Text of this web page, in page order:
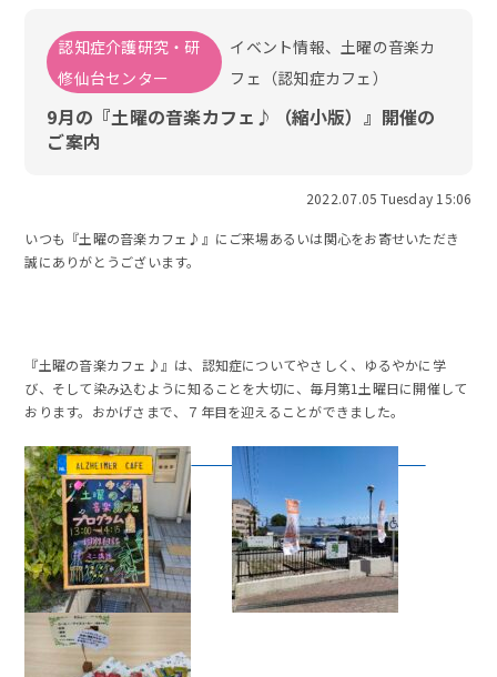
認知症介護研究・研
修仙台センター
イベント情報、土曜の音楽カ
フェ（認知症カフェ）
9月の『土曜の音楽カフェ♪（縮小版）』開催の
ご案内
2022.07.05 Tuesday 15:06
いつも『土曜の音楽カフェ♪』にご来場あるいは関心をお寄せいただき
誠にありがとうございます。
『土曜の音楽カフェ♪』は、認知症についてやさしく、ゆるやかに学
び、そして染み込むように知ることを大切に、毎月第1土曜日に開催して
おります。おかげさまで、７年目を迎えることができました。